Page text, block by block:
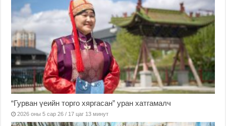
“Гурван үеийн торго хяргасан” уран хатгамалч
2026 оны 5 сар 26 / 17 цаг 13 минут